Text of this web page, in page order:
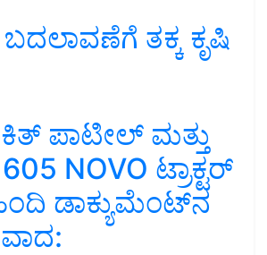
ತಕ್ಕ ಕೃಷಿ
ಪಾಟೀಲ್ ಮತ್ತು
NOVO ಟ್ರಾಕ್ಟರ್
ಡಾಕ್ಯುಮೆಂಟ್‌ನ